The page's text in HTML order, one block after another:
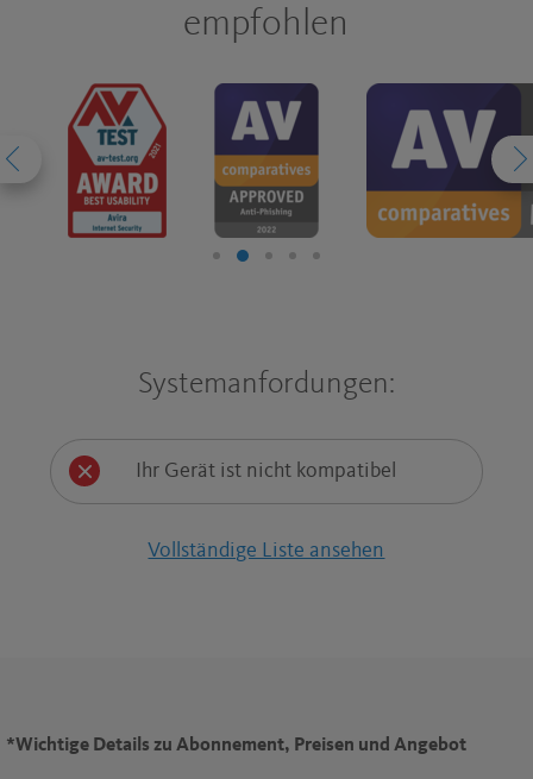
empfohlen
Systemanfordungen:
Ihr Gerät ist nicht kompatibel
Vollständige Liste ansehen
*Wichtige Details zu Abonnement, Preisen und Angebot